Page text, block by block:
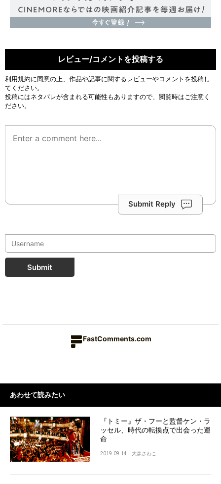
レビュー/コメントを投稿する
利用規約に同意の上、作品や記事に関するレビューやコメントを投稿し
てください。
投稿にはネタバレが含まれる可能性もありますので、閲覧時はご注意く
ださい。
Submit Reply
Submit
FastComments.com
あわせて読みたい
『トミー』ザ・フーと監督ケン・ラ
ッセル、時代の転換点で出会った運
命
2019.09.14 大森さわこ